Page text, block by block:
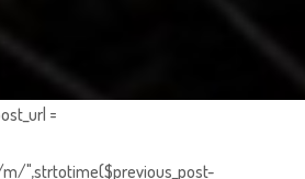
=
m/",strtotime($previous_post-